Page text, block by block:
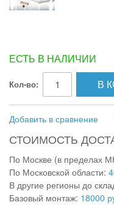
ЕСТЬ В НАЛИЧИИ
Кол-во: В
Добавить в сравнение
СТОИМОСТЬ
По Москве (в пределах
По Московской области:
В другие регионы до
Базовый монтаж: 18000